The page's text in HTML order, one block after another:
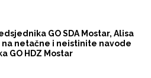
GO SDA Mostar, Alisa
na netačne i neistinite navode
GO HDZ Mostar